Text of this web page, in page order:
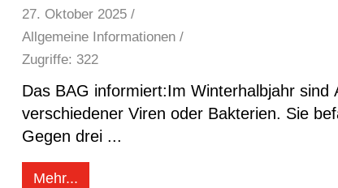
27. Oktober 2025 /
Allgemeine Informationen /
Zugriffe: 322
Das BAG informiert:Im Winterhalbjahr
verschiedener Viren oder Bakterien. Sie
Gegen drei ...
Mehr...